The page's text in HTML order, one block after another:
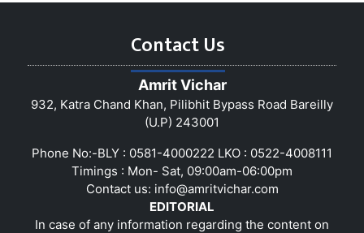
Contact Us
Amrit Vichar
932, Katra Chand Khan, Pilibhit Bypass Road Bareilly
(U.P) 243001
Phone No:-BLY : 0581-4000222 LKO : 0522-4008111
Timings : Mon- Sat, 09:00am-06:00pm
Contact us: info@amritvichar.com
EDITORIAL
In case of any information regarding the content on